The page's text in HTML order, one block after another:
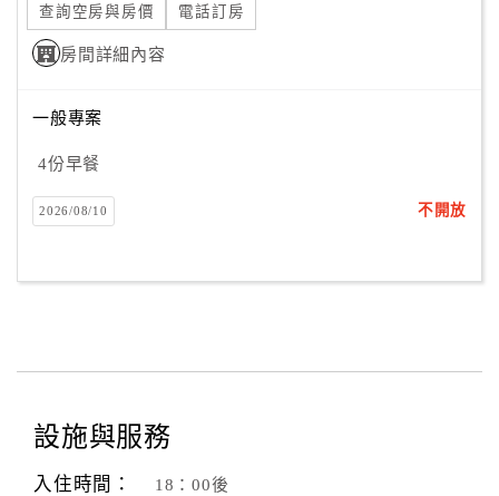
查詢空房與房價 電話訂房
房間詳細內容
一般專案
4份早餐
2026/08/10 不開放
設施與服務
入住時間： 18：00後